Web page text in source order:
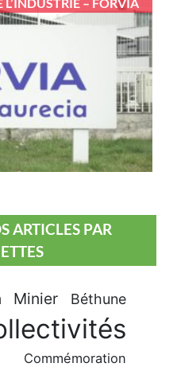
– FORVIA
ARTICLES PAR
Minier Béthune
Commémoration